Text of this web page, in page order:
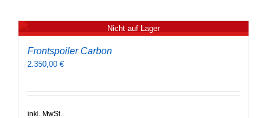
Varianten
auf.
Die
Nicht auf Lager
Frontspoiler Carbon
2.350,00 €
inkl. MwSt.